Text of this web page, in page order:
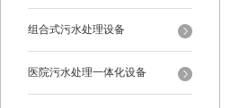
组合式污水处理设备
医院污水处理一体化设备